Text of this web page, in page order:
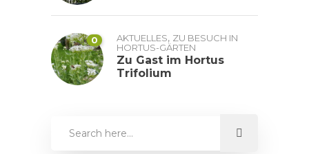
0 AKTUELLES, ZU BESUCH IN
HORTUS-GÄRTEN
Zu Gast im Hortus
Trifolium